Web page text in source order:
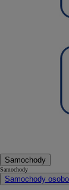
Samochody
Samochody
Samochody